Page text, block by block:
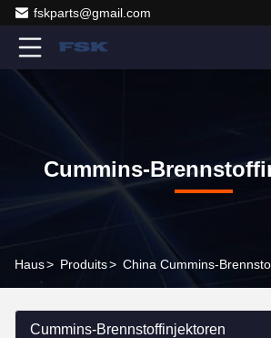
fskparts@gmail.com
Cummins-
Haus> Produits> China Cummins-
Cummins-Brennstoffinjektoren